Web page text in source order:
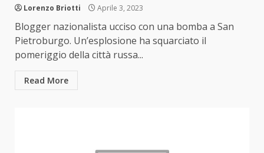
Lorenzo Briotti Aprile 3, 2023
Blogger nazionalista ucciso con una bomba a San
Pietroburgo. Un’esplosione ha squarciato il
pomeriggio della città russa...
Read More